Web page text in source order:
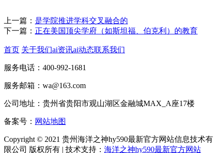
上一篇： 是学院推进学科交叉融合的
下一篇： 正在美国顶尖学府（如斯坦福、伯克利）的教育
首页 关于我们ai资讯ai动态联系我们
服务电话：400-992-1681
服务邮箱：wa@163.com
公司地址：贵州省贵阳市观山湖区金融城MAX_A座17楼
备案号： 网站地图
Copyright © 2021 贵州海洋之神hy590最新官方网站信息技术有
限公司 版权所有 | 技术支持： 海洋之神hy590最新官方网站